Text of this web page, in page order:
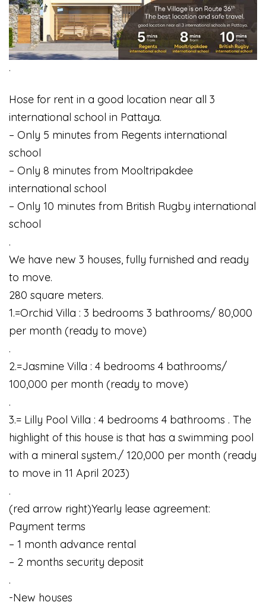
.
Hose for rent in a good location near all 3
international school in Pattaya.
– Only 5 minutes from Regents international
school
– Only 8 minutes from Mooltripakdee
international school
– Only 10 minutes from British Rugby international
school
.
We have new 3 houses, fully furnished and ready
to move.
280 square meters.
1.=Orchid Villa : 3 bedrooms 3 bathrooms/ 80,000
per month (ready to move)
.
2.=Jasmine Villa : 4 bedrooms 4 bathrooms/
100,000 per month (ready to move)
.
3.= Lilly Pool Villa : 4 bedrooms 4 bathrooms . The
highlight of this house is that has a swimming pool
with a mineral system./ 120,000 per month (ready
to move in 11 April 2023)
.
(red arrow right)Yearly lease agreement:
Payment terms
– 1 month advance rental
– 2 months security deposit
.
-New houses